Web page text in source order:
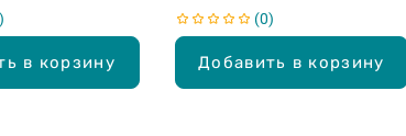
в корзину Добавить в корзину
0